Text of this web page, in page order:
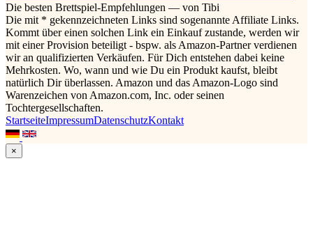
Die besten Brettspiel-Empfehlungen — von Tibi
Die mit * gekennzeichneten Links sind sogenannte Affiliate Links.
Kommt über einen solchen Link ein Einkauf zustande, werden wir
mit einer Provision beteiligt - bspw. als Amazon-Partner verdienen
wir an qualifizierten Verkäufen. Für Dich entstehen dabei keine
Mehrkosten. Wo, wann und wie Du ein Produkt kaufst, bleibt
natürlich Dir überlassen. Amazon und das Amazon-Logo sind
Warenzeichen von Amazon.com, Inc. oder seinen
Tochtergesellschaften.
StartseiteImpressumDatenschutzKontakt
×